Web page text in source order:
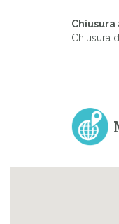
Chiusura
Chiusura